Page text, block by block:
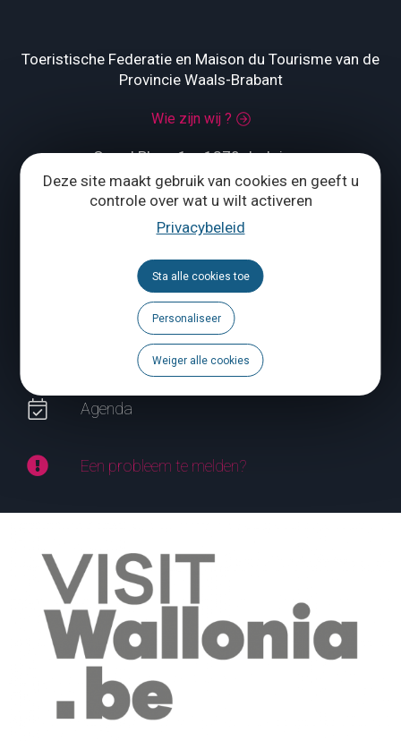
Deze site maakt gebruik van cookies en geeft u
controle over wat u wilt activeren
Privacybeleid
Sta alle cookies toe
Personaliseer
Weiger alle cookies
Toeristische Federatie en Maison du Tourisme van de
Provincie Waals-Brabant
Wie zijn wij ?
Grand Place 1 – 1370 Jodoigne
Tél. +32 (0) 10 56 09 70
ONS CONTACTEREN
Volg ons
Brochures
Agenda
Een probleem te melden?